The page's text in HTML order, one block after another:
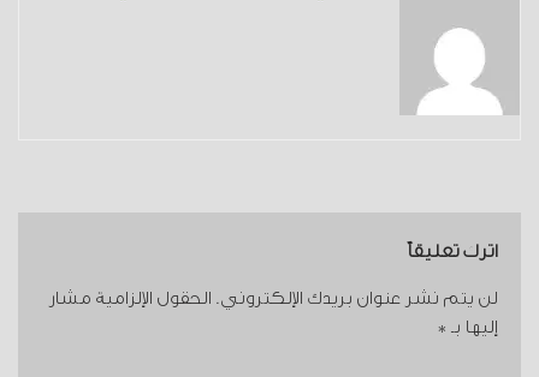
اترك تعليقاً
لن يتم نشر عنوان بريدك الإلكتروني. الحقول الإلزامية مشار
إليها بـ *